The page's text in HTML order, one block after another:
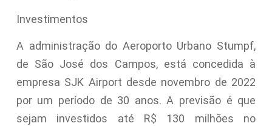
Investimentos
A administração do Aeroporto Urbano Stumpf,
de São José dos Campos, está concedida à
empresa SJK Airport desde novembro de 2022
por um período de 30 anos. A previsão é que
sejam investidos até R$ 130 milhões no